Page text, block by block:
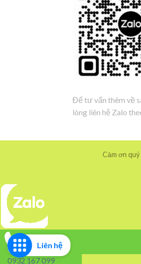
Để tư vấn thêm về
lòng liên hệ Zalo
Cảm ơn
Liên hệ
0932 167 099